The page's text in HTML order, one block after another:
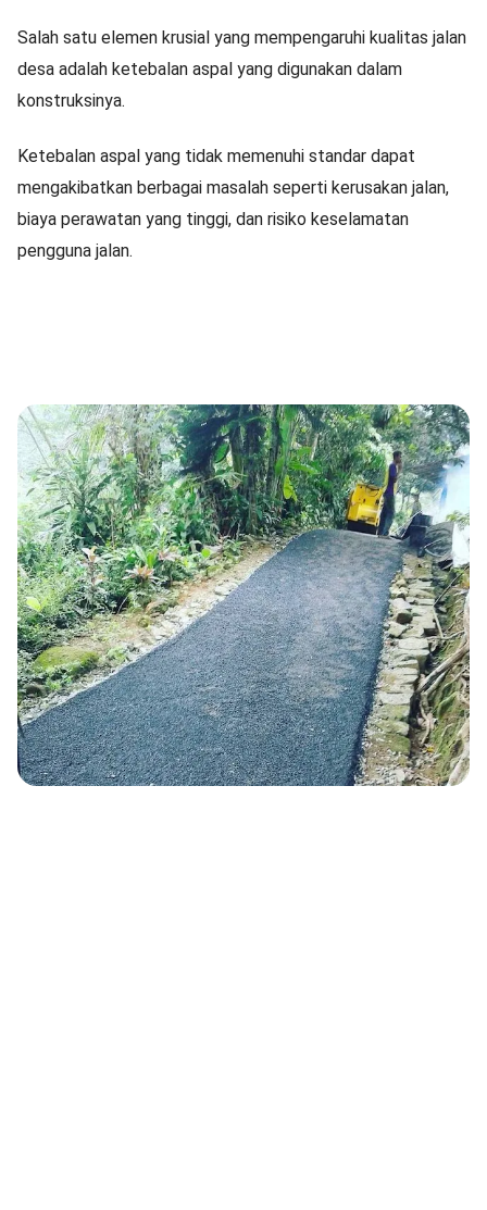
Salah satu elemen krusial yang mempengaruhi kualitas jalan
desa adalah ketebalan aspal yang digunakan dalam
konstruksinya.
Ketebalan aspal yang tidak memenuhi standar dapat
mengakibatkan berbagai masalah seperti kerusakan jalan,
biaya perawatan yang tinggi, dan risiko keselamatan
pengguna jalan.